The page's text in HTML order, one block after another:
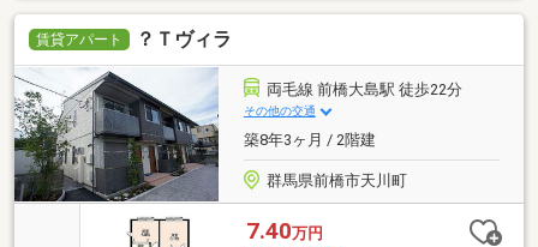
賃貸アパート ？Ｔヴィラ
両毛線 前橋大島駅 徒歩22分
その他の交通
築8年3ヶ月 / 2階建
群馬県前橋市天川町
7.40万円